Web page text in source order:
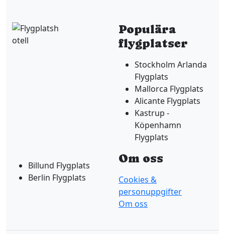
Populära
flygplatser
Stockholm Arlanda
Flygplats
Mallorca Flygplats
Alicante Flygplats
Kastrup -
Köpenhamn
Flygplats
Billund Flygplats
Berlin Flygplats
Om oss
Cookies &
personuppgifter
Om oss